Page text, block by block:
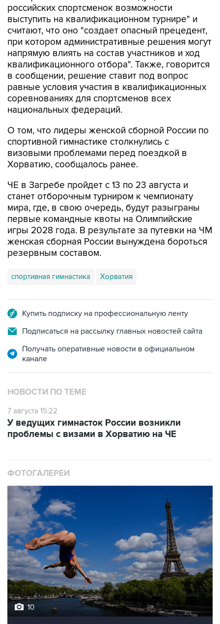
считают, что оно "создает опасный прецедент,
при котором административные решения могут
напрямую влиять на состав участников и ход
квалификационного отбора". Также, говорится
в сообщении, решение ставит под вопрос
равные условия участия в квалификационных
соревнованиях для спортсменов всех
национальных федераций.
О том, что лидеры женской сборной России по
визовыми проблемами перед поездкой в
Хорватию, сообщалось ранее.
ЧЕ в Загребе пройдет с 13 по 23 августа и
мира, где, в свою очередь, будут разыграны
первые командные квоты на Олимпийские
игры 2028 года. В результате за путевки на ЧМ
женская сборная России вынуждена бороться
резервным составом.
спортивная гимнастика Хорватия
Подписаться на рассылку главных новостей сайта
Получать оперативные новости в официальном
канале
НОВОСТИ ПО ТЕМЕ
7 августа 15:22
проблемы с визами в Хорватию на ЧЕ
10
Лучшие фото недели